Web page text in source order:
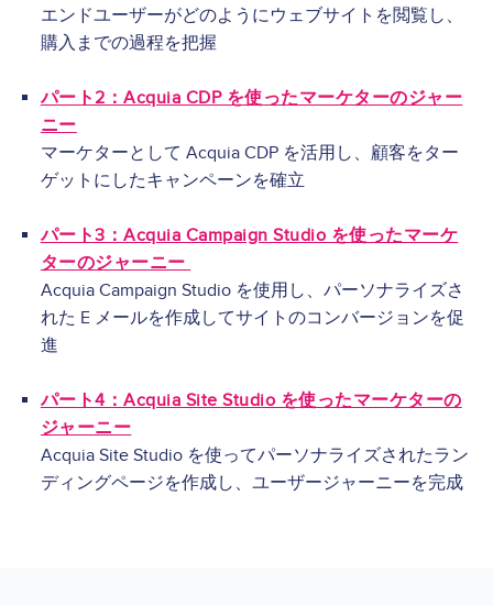
エンドユーザーがどのようにウェブサイトを閲覧し、
購入までの過程を把握
パート2：Acquia CDP を使ったマーケターのジャー
ニー
マーケターとして Acquia CDP を活用し、顧客をター
ゲットにしたキャンペーンを確立
パート3：Acquia Campaign Studio を使ったマーケ
ターのジャーニー
Acquia Campaign Studio を使用し、パーソナライズさ
れた E メールを作成してサイトのコンバージョンを促
進
パート4：Acquia Site Studio を使ったマーケターの
ジャーニー
Acquia Site Studio を使ってパーソナライズされたラン
ディングページを作成し、ユーザージャーニーを完成